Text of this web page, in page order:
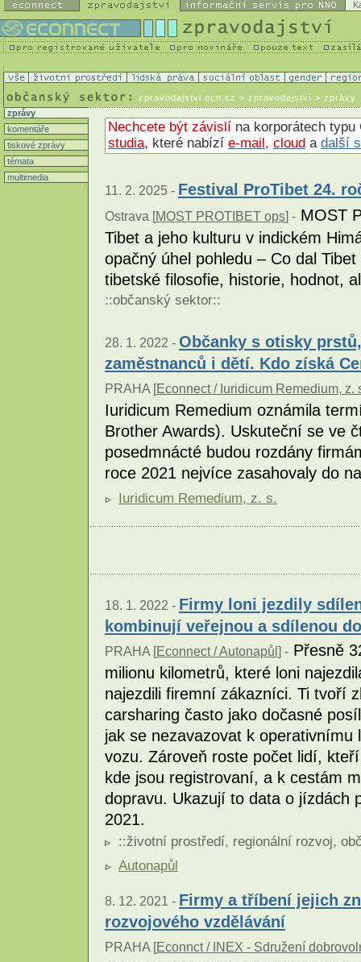
zpravodajstvi.ecn.cz > zpravodajství > zprávy
zprávy
komentáře
tiskové zprávy
témata
multimedia
Nechcete být závislí na korporátech
studia, které nabízí e-mail, cloud a další
11. 2. 2025 - Festival ProTibet 24.
Ostrava [MOST PROTIBET ops] - MOST
Tibet a jeho kulturu v indickém
opačný úhel pohledu – Co dal
tibetské filosofie, historie, hodnot,
::občanský sektor::
28. 1. 2022 - Občanky s otisky
zaměstnanců i dětí. Kdo získá
PRAHA [Econnect / Iuridicum Remedium, z.
Iuridicum Remedium oznámila
Brother Awards). Uskuteční se ve
posedmnácté budou rozdány
roce 2021 nejvíce zasahovaly do
Iuridicum Remedium, z. s.
18. 1. 2022 - Firmy loni jezdily
kombinují veřejnou a sdílenou
PRAHA [Econnect / Autonapůl ] - Přesně
milionu kilometrů, které loni
najezdili firemní zákazníci. Ti tvoří
carsharing často jako dočasné
jak se nezavazovat k operativnímu
vozu. Zároveň roste počet lidí,
kde jsou registrovaní, a k cestám
dopravu. Ukazují to data o jízdách
2021.
::životní prostředí, regionální rozvoj,
Autonapůl
8. 12. 2021 - Firmy a tříbení jejich
rozvojového vzdělávání
PRAHA [Econnct / INEX - Sdružení